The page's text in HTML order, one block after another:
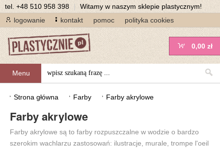
tel.+48 510 958 398 | Witamy w naszym sklepie plastycznym!
logowanie
kontakt pomoc polityka cookies
Menu
0,00 zł
Strona główna Farby Farby akrylowe
Farby akrylowe
Farby akrylowe są to farby rozpuszczalne w wodzie o bardzo
szerokim wachlarzu zastosowań: ilustracje, murale, trompe l'oeil